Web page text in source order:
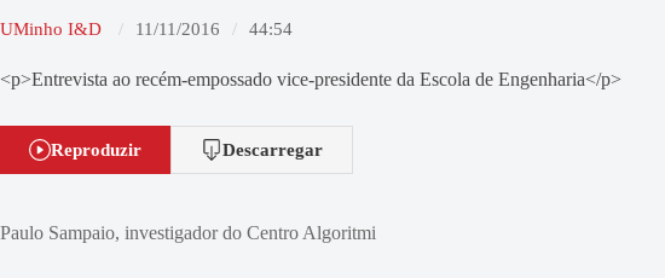
UMinho I&D 11/11/2016 44:54
<p>Entrevista ao recém-empossado vice-presidente da Escola de Engenharia</p>
Reproduzir Descarregar
Paulo Sampaio, investigador do Centro Algoritmi